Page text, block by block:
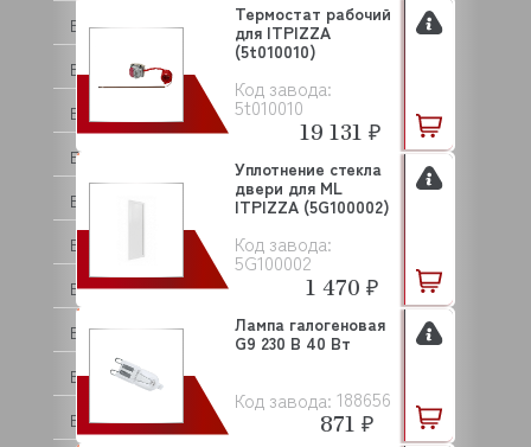
EKSI
ELECTROLUX (ZANUSSI)
ELETTROBAR
ELFRAMO
EMMEPI
EMPERO
ENIGMA
EQTA
EURAST
EUREKA
Код завода:
5t010010
Термостат рабочий
для ITPIZZA
(5t010010)
19 131 ₽
Код завода:
5G100002
Уплотнение стекла
двери для ML
ITPIZZA (5G100002)
1 470 ₽
Код завода: 188656
Лампа галогеновая
G9 230 В 40 Вт
871 ₽